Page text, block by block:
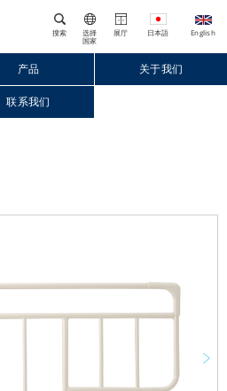
搜索
选择
国家
展厅
Close
产品 关于我们
联系我们